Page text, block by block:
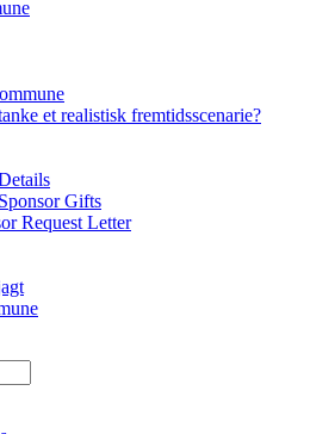
et realistisk fremtidsscenarie?
Gifts
Request Letter